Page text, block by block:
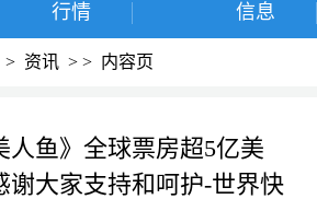
行情 信息
> 资讯 > > 内容页
人鱼》全球票房超5亿美
谢大家支持和呵护-世界快